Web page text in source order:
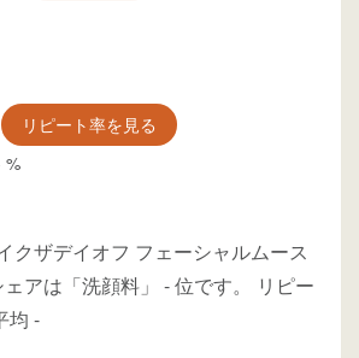
リピート率を見る
%
クザデイオフ フェーシャルムース
アは「洗顔料」 -位です。
リピー
均 -